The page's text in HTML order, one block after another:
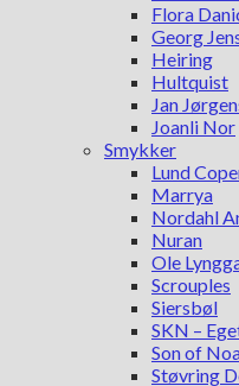
Flora
Georg
Heiring
Hultquist
Jan
Joanli Nor
Smykker
Lund
Marrya
Nordahl
Nuran
Ole
Scrouples
Siersbøl
SKN –
Son of
Støvring